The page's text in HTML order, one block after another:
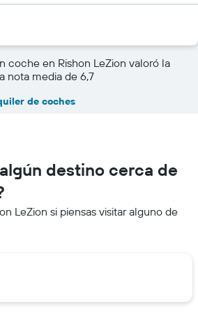
coche en Rishon LeZion valoró la
nota media de 6,7
de coches
destino cerca de
LeZion si piensas visitar alguno de